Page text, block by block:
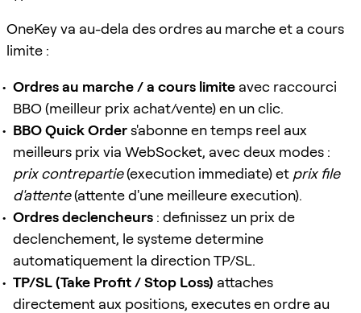
OneKey va au-dela des ordres au marche et a cours
limite :
Ordres au marche / a cours limite avec raccourci
BBO (meilleur prix achat/vente) en un clic.
BBO Quick Orders'abonne en temps reel aux
meilleurs prix via WebSocket, avec deux modes :
prix contrepartie(execution immediate) et prix file
d'attente(attente d'une meilleure execution).
Ordres declencheurs : definissez un prix de
declenchement, le systeme determine
automatiquement la direction TP/SL.
TP/SL (Take Profit / Stop Loss) attaches
directement aux positions, executes en ordre au